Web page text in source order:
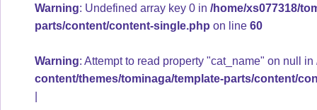
Warning: Undefined array key 0 in /home/xs077318/
parts/content/content-single.php on line 60
Warning: Attempt to read property "cat_name" on null in
content/themes/tominaga/template-parts/content/